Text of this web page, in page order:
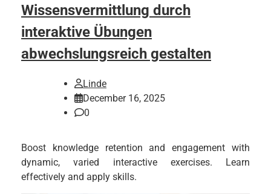
Wissensvermittlung durch
interaktive Übungen
abwechslungsreich gestalten
Linde
December 16, 2025
0
Boost knowledge retention and engagement with
dynamic, varied interactive exercises. Learn
effectively and apply skills.